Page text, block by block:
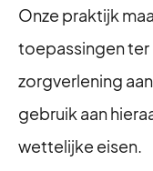
Onze praktijk
toepassingen ter
zorgverlening
gebruik aan
wettelijke eisen.